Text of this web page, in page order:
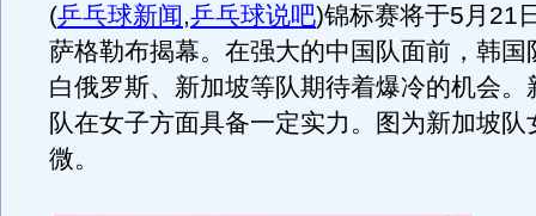
(乒乓球新闻,乒乓球说吧)锦标赛将于5月21
萨格勒布揭幕。在强大的中国队面前，韩国
白俄罗斯、新加坡等队期待着爆冷的机会。
队在女子方面具备一定实力。图为新加坡队
微。